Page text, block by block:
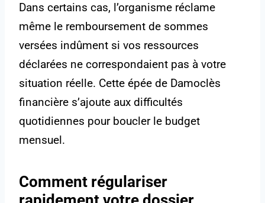
Dans certains cas, l’organisme réclame
même le remboursement de sommes
versées indûment si vos ressources
déclarées ne correspondaient pas à votre
situation réelle. Cette épée de Damoclès
financière s’ajoute aux difficultés
quotidiennes pour boucler le budget
mensuel.
Comment régulariser